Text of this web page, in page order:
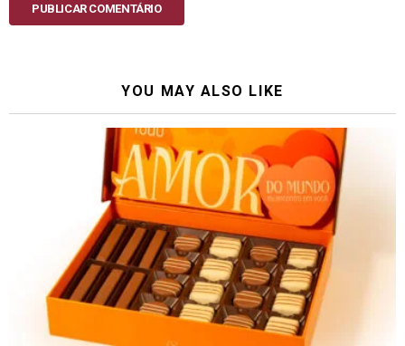
PUBLICAR COMENTÁRIO
YOU MAY ALSO LIKE